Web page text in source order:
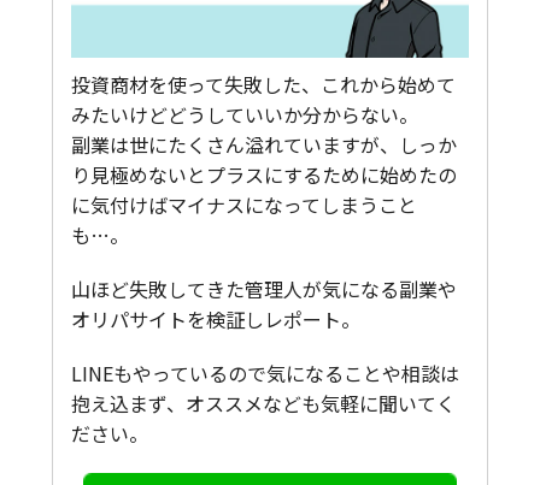
投資商材を使って失敗した、これから始めて
みたいけどどうしていいか分からない。
副業は世にたくさん溢れていますが、しっか
り見極めないとプラスにするために始めたの
に気付けばマイナスになってしまうこと
も…。
山ほど失敗してきた管理人が気になる副業や
オリパサイトを検証しレポート。
LINEもやっているので気になることや相談は
抱え込まず、オススメなども気軽に聞いてく
ださい。